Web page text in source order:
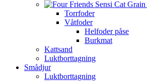
Torrfoder
Våtfoder
Helfoder påse
Burkmat
Kattsand
Luktborttagning
Smådjur
Luktborttagning